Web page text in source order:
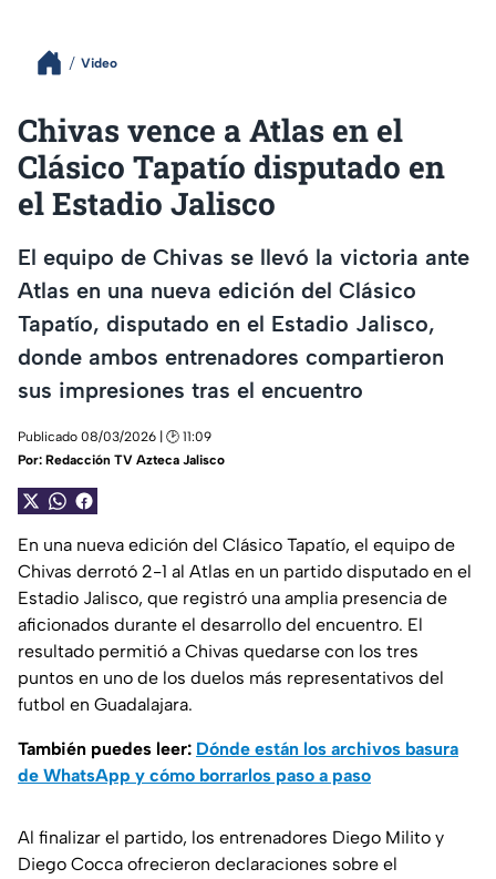
Video
Chivas vence a Atlas en el
Clásico Tapatío disputado en
el Estadio Jalisco
El equipo de Chivas se llevó la victoria ante
Atlas en una nueva edición del Clásico
Tapatío, disputado en el Estadio Jalisco,
donde ambos entrenadores compartieron
sus impresiones tras el encuentro
Publicado 08/03/2026 | 🕑 11:09
Por: Redacción TV Azteca Jalisco
En una nueva edición del Clásico Tapatío, el equipo de
Chivas derrotó 2-1 al Atlas en un partido disputado en el
Estadio Jalisco, que registró una amplia presencia de
aficionados durante el desarrollo del encuentro. El
resultado permitió a Chivas quedarse con los tres
puntos en uno de los duelos más representativos del
futbol en Guadalajara.
También puedes leer: Dónde están los archivos basura
de WhatsApp y cómo borrarlos paso a paso
Al finalizar el partido, los entrenadores Diego Milito y
Diego Cocca ofrecieron declaraciones sobre el